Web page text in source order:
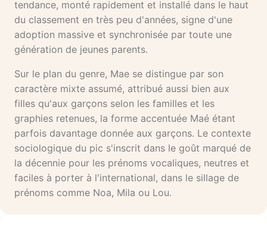
tendance, monté rapidement et installé dans le haut
du classement en très peu d'années, signe d'une
adoption massive et synchronisée par toute une
génération de jeunes parents.
Sur le plan du genre, Mae se distingue par son
caractère mixte assumé, attribué aussi bien aux
filles qu'aux garçons selon les familles et les
graphies retenues, la forme accentuée Maé étant
parfois davantage donnée aux garçons. Le contexte
sociologique du pic s'inscrit dans le goût marqué de
la décennie pour les prénoms vocaliques, neutres et
faciles à porter à l'international, dans le sillage de
prénoms comme Noa, Mila ou Lou.